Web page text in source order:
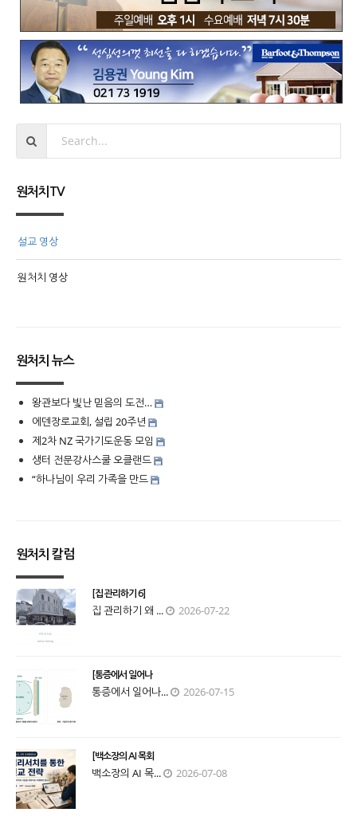
원처치TV
설교 영상
원처치 영상
원처치 뉴스
왕관보다 빛난 믿음의 도전…
에덴장로교회, 설립 20주년
제2차 NZ 국가기도운동 모임
생터 전문강사스쿨 오클랜드
“하나님이 우리 가족을 만드
원처치 칼럼
[집 관리하기 6]
집 관리하기 왜 ... 2026-07-22
[통증에서 일어나
통증에서 일어나... 2026-07-15
[백소장의 AI 목회
백소장의 AI 목... 2026-07-08